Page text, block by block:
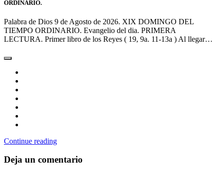
ORDINARIO.
Palabra de Dios 9 de Agosto de 2026. XIX DOMINGO DEL
TIEMPO ORDINARIO. Evangelio del dia. PRIMERA
LECTURA. Primer libro de los Reyes ( 19, 9a. 11-13a ) Al llegar…
Continue reading
Deja un comentario